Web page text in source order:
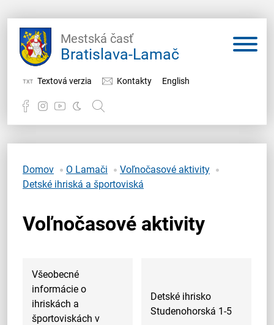
Mestská časť
Bratislava-Lamač
Textová verzia Kontakty English
Samospráva
O Lamači
Domov O Lamači
Voľnočasové aktivity
Detské ihriská a športoviská
Voľnočasové aktivity
Všeobecné
informácie o
ihriskách a
športoviskách v
Detské ihrisko
Studenohorská 1-5